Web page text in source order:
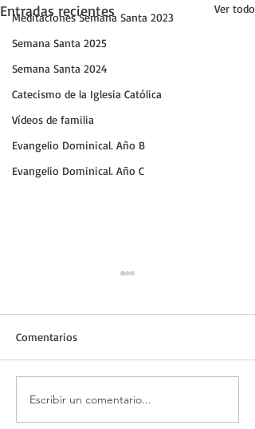
Meditaciones Semana Santa 2023
Semana Santa 2025
Semana Santa 2024
Catecismo de la Iglesia Católica
Vídeos de familia
Evangelio Dominical. Año B
Evangelio Dominical. Año C
Entradas recientes Ver todo
Coronilla de la Divina
Misericordia.
Comentarios
Escribir un comentario...